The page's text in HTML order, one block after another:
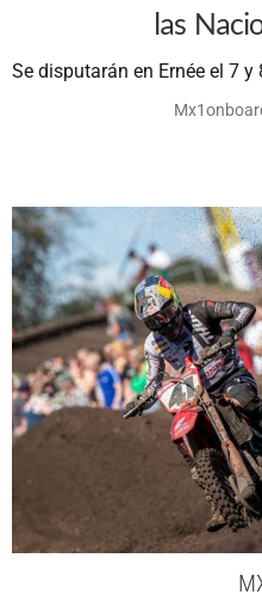
las
Se disputarán en Ernée el 7 y